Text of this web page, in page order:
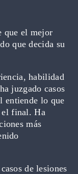
que el mejor
que decida su
habilidad
juzgado casos
entiende lo que
el final. Ha
más
de lesiones